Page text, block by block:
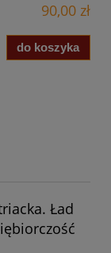
90,00 zł
do koszyka
Ład